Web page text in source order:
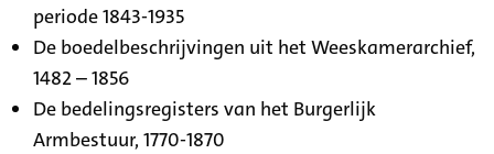
periode 1843-1935
De boedelbeschrijvingen uit het Weeskamerarchief,
1482 – 1856
De bedelingsregisters van het Burgerlijk
Armbestuur, 1770-1870